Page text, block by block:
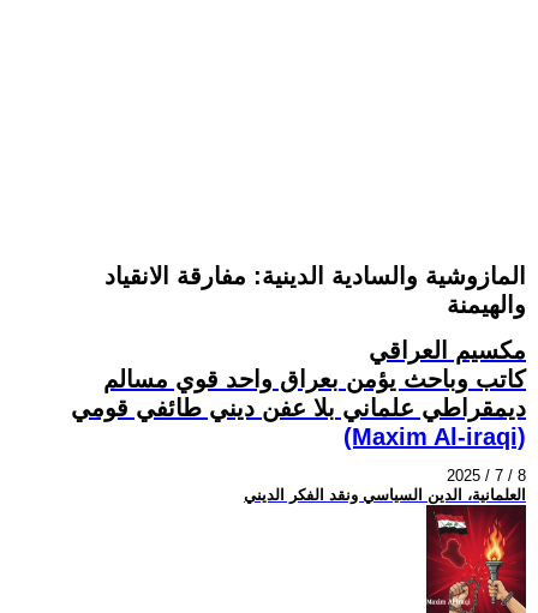
المازوشية والسادية الدينية: مفارقة الانقياد
والهيمنة
مكسيم العراقي
كاتب وباحث يؤمن بعراق واحد قوي مسالم
ديمقراطي علماني بلا عفن ديني طائفي قومي
(Maxim Al-iraqi)
2025 / 7 / 8
العلمانية، الدين السياسي ونقد الفكر الديني